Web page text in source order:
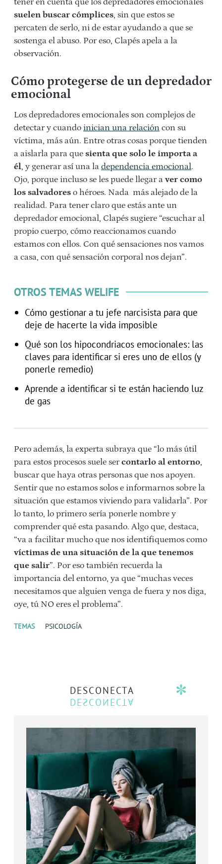
suelen buscar cómplices, sin que estos se
percaten de serlo, ni de estar ayudando a que se
sostenga el abuso. Por eso, Clapés apela a la
observación.
Cómo protegerse de un depredador
emocional
Los depredadores emocionales son complejos de
detectar y cuando inician una relación con su
víctima, más aún. Entre otras cosas porque tienden
a aislarla para que sienta que solo le importa a
él, y generar así una la dependencia emocional.
Ojo, porque incluso se les puede llegar a ver como
los salvadores o héroes. Nada más alejado de la
realidad. Para tener claro que estás ante un
depredador emocional, Clapés sugiere “escuchar al
propio cuerpo, cómo reaccionamos cuando
estamos con ellos. Con qué sensaciones nos vamos
a casa, con qué sensación corporal nos dejan”.
OTROS TEMAS WELIFE
Cómo gestionar a tu jefe narcisista para que
deje de hacerte la vida imposible
Qué son los hipocondriacos emocionales: las
claves para identificar si eres uno de ellos (y
ponerle remedio)
Aprende a identificar si te están haciendo luz
de gas
Pero además, la experta subraya que “lo más útil
para estos procesos suele sercontarlo al entorno,
buscar que haya otras personas que nos apoyen.
Sentir que no estamos solos e informarnos sobre la
situación que estamos viviendo para validarla”. Por
lo tanto, lo primero sería ponerle nombre y
comprender qué esta pasando. Algo que, destaca,
“va a facilitar mucho que nos identifiquemos como
víctimas de una situación de la que tenemos
que salir”. Por eso también recuerda la
importancia del entorno, ya que “muchas veces
necesitamos que alguien venga de fuera y nos diga,
oye, tú NO eres el problema”.
TEMAS PSICOLOGÍA
DESCONECTA